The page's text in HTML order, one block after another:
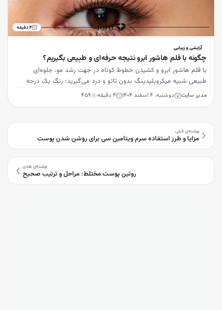
۴دقیقه
آرایشی و زیبایی
چگونه با قلم هاشور ابرو نتیجه حرفه‌ای و طبیعی بگیریم؟
با قلم هاشور ابرو و کشیدن خطوط کوتاه در جهت رشد مو، جلوه‌ای
طبیعی شبیه میکروبلیدینگ بدون تاتو و درد می‌گیرید؛ رنگ یک درجه
روشن‌تر از مو را انتخاب کنید.
مدیر سایت دوشنبه، ۴ اسفند ۱۴۰۴ ۴ دقیقه ۴۵۹
نوشته‌ی قبلی
مزایا و طرز استفاده سرم ویتامین سی برای روشن شدن پوست
نوشته‌ی بعدی
روتین پوست مختلط: مراحل و ترتیب صحیح